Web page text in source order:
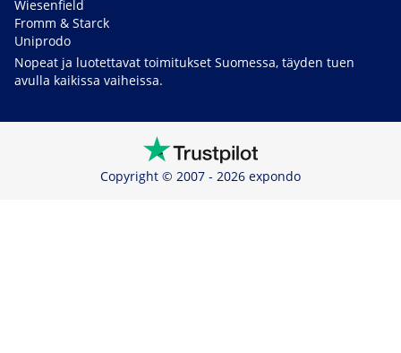
Wiesenfield
Fromm & Starck
Uniprodo
Nopeat ja luotettavat toimitukset Suomessa, täyden tuen
avulla kaikissa vaiheissa.
Copyright © 2007 - 2026 expondo